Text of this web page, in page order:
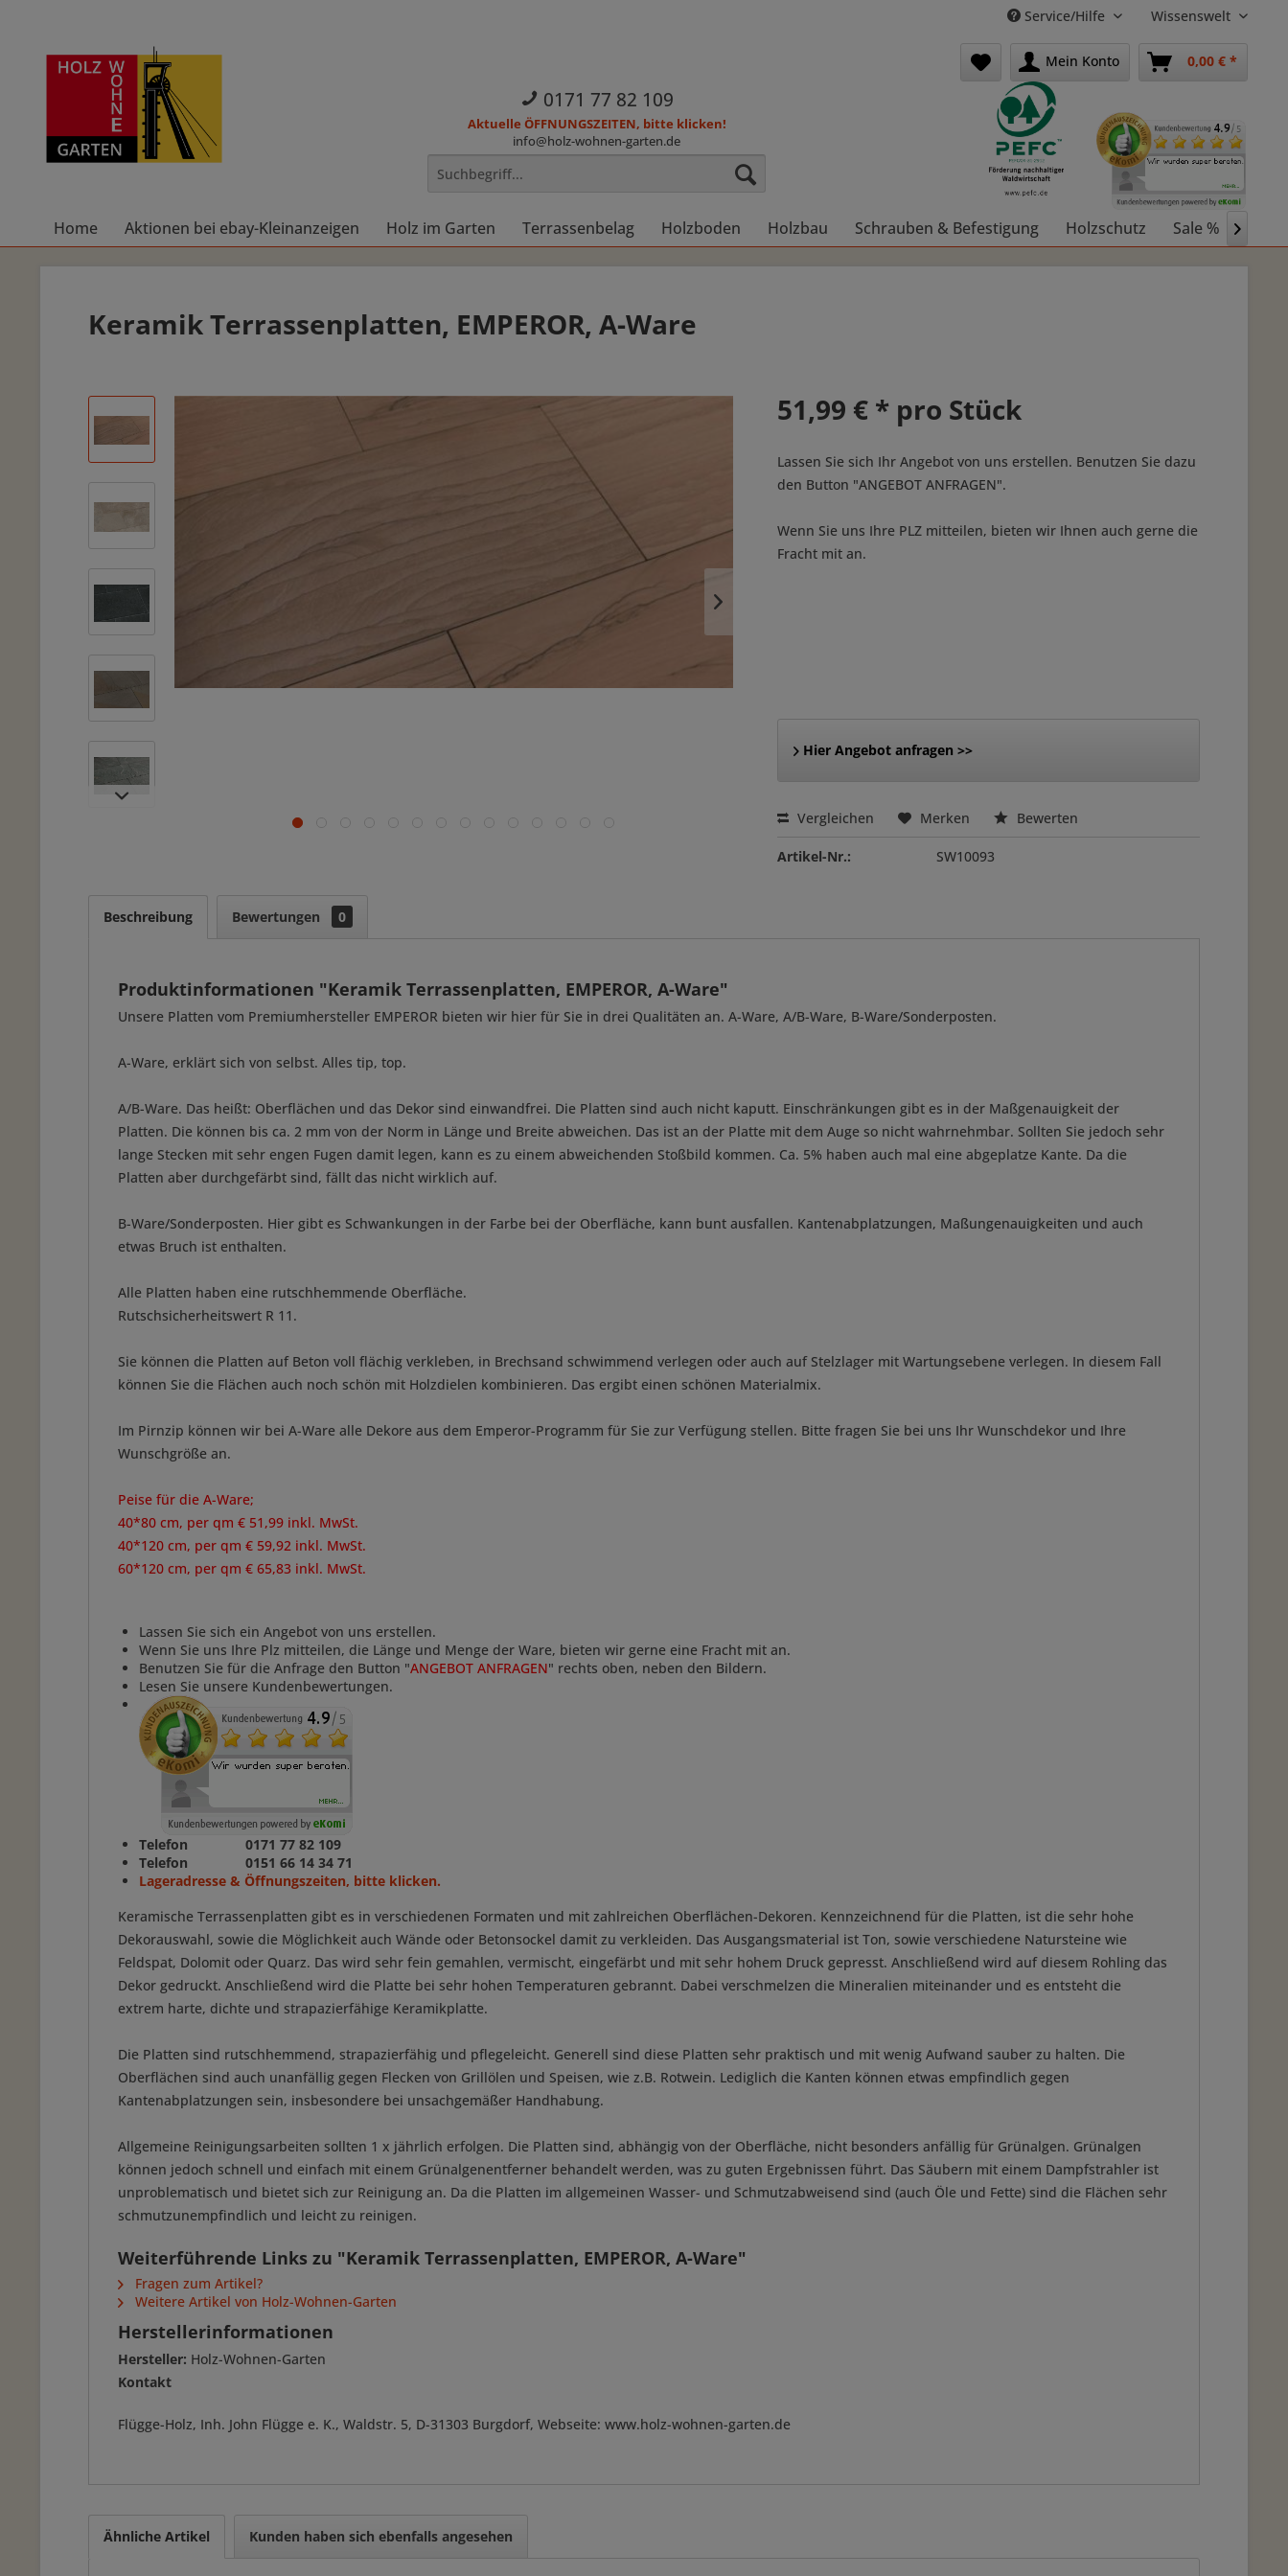
Service/Hilfe Wissenswelt
Mein Konto 0,00 € *
0171 77 82 109
Aktuelle ÖFFNUNGSZEITEN, bitte klicken!
info@holz-wohnen-garten.de
Home Aktionen bei ebay-Kleinanzeigen Holz im Garten Terrassenbelag Holzboden Holzbau Schrauben & Befestigung Holzschutz Sale % 
Keramik Terrassenplatten, EMPEROR, A-Ware
51,99 € * pro Stück
Lassen Sie sich Ihr Angebot von uns erstellen. Benutzen Sie dazu
den Button "ANGEBOT ANFRAGEN".
Wenn Sie uns Ihre PLZ mitteilen, bieten wir Ihnen auch gerne die
Fracht mit an.
Hier Angebot anfragen >>
Vergleichen Merken Bewerten
Artikel-Nr.: SW10093
Beschreibung Bewertungen 0
Produktinformationen "Keramik Terrassenplatten, EMPEROR, A-Ware"
Unsere Platten vom Premiumhersteller EMPEROR bieten wir hier für Sie in drei Qualitäten an. A-Ware, A/B-Ware, B-Ware/Sonderposten.
A-Ware, erklärt sich von selbst. Alles tip, top.
A/B-Ware. Das heißt: Oberflächen und das Dekor sind einwandfrei. Die Platten sind auch nicht kaputt. Einschränkungen gibt es in der Maßgenauigkeit der
Platten. Die können bis ca. 2 mm von der Norm in Länge und Breite abweichen. Das ist an der Platte mit dem Auge so nicht wahrnehmbar. Sollten Sie jedoch sehr
lange Stecken mit sehr engen Fugen damit legen, kann es zu einem abweichenden Stoßbild kommen. Ca. 5% haben auch mal eine abgeplatze Kante. Da die
Platten aber durchgefärbt sind, fällt das nicht wirklich auf.
B-Ware/Sonderposten. Hier gibt es Schwankungen in der Farbe bei der Oberfläche, kann bunt ausfallen. Kantenabplatzungen, Maßungenauigkeiten und auch
etwas Bruch ist enthalten.
Alle Platten haben eine rutschhemmende Oberfläche.
Rutschsicherheitswert R 11.
Sie können die Platten auf Beton voll flächig verkleben, in Brechsand schwimmend verlegen oder auch auf Stelzlager mit Wartungsebene verlegen. In diesem Fall
können Sie die Flächen auch noch schön mit Holzdielen kombinieren. Das ergibt einen schönen Materialmix.
Im Pirnzip können wir bei A-Ware alle Dekore aus dem Emperor-Programm für Sie zur Verfügung stellen. Bitte fragen Sie bei uns Ihr Wunschdekor und Ihre
Wunschgröße an.
Peise für die A-Ware;
40*80 cm, per qm € 51,99 inkl. MwSt.
40*120 cm, per qm € 59,92 inkl. MwSt.
60*120 cm, per qm € 65,83 inkl. MwSt.
Lassen Sie sich ein Angebot von uns erstellen.
Wenn Sie uns Ihre Plz mitteilen, die Länge und Menge der Ware, bieten wir gerne eine Fracht mit an.
Benutzen Sie für die Anfrage den Button "ANGEBOT ANFRAGEN" rechts oben, neben den Bildern.
Lesen Sie unsere Kundenbewertungen.
Telefon 0171 77 82 109
Telefon 0151 66 14 34 71
Lageradresse & Öffnungszeiten, bitte klicken.
Keramische Terrassenplatten gibt es in verschiedenen Formaten und mit zahlreichen Oberflächen-Dekoren. Kennzeichnend für die Platten, ist die sehr hohe
Dekorauswahl, sowie die Möglichkeit auch Wände oder Betonsockel damit zu verkleiden. Das Ausgangsmaterial ist Ton, sowie verschiedene Natursteine wie
Feldspat, Dolomit oder Quarz. Das wird sehr fein gemahlen, vermischt, eingefärbt und mit sehr hohem Druck gepresst. Anschließend wird auf diesem Rohling das
Dekor gedruckt. Anschließend wird die Platte bei sehr hohen Temperaturen gebrannt. Dabei verschmelzen die Mineralien miteinander und es entsteht die
extrem harte, dichte und strapazierfähige Keramikplatte.
Die Platten sind rutschhemmend, strapazierfähig und pflegeleicht. Generell sind diese Platten sehr praktisch und mit wenig Aufwand sauber zu halten. Die
Oberflächen sind auch unanfällig gegen Flecken von Grillölen und Speisen, wie z.B. Rotwein. Lediglich die Kanten können etwas empfindlich gegen
Kantenabplatzungen sein, insbesondere bei unsachgemäßer Handhabung.
Allgemeine Reinigungsarbeiten sollten 1 x jährlich erfolgen. Die Platten sind, abhängig von der Oberfläche, nicht besonders anfällig für Grünalgen. Grünalgen
können jedoch schnell und einfach mit einem Grünalgenentferner behandelt werden, was zu guten Ergebnissen führt. Das Säubern mit einem Dampfstrahler ist
unproblematisch und bietet sich zur Reinigung an. Da die Platten im allgemeinen Wasser- und Schmutzabweisend sind (auch Öle und Fette) sind die Flächen sehr
schmutzunempfindlich und leicht zu reinigen.
Weiterführende Links zu "Keramik Terrassenplatten, EMPEROR, A-Ware"
Fragen zum Artikel?
Weitere Artikel von Holz-Wohnen-Garten
Herstellerinformationen
Hersteller: Holz-Wohnen-Garten
Kontakt
Flügge-Holz, Inh. John Flügge e. K., Waldstr. 5, D-31303 Burgdorf, Webseite: www.holz-wohnen-garten.de
Ähnliche Artikel Kunden haben sich ebenfalls angesehen